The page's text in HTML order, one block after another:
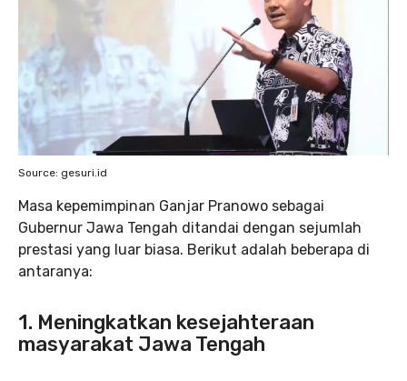
Source: gesuri.id
Masa kepemimpinan Ganjar Pranowo sebagai
Gubernur Jawa Tengah ditandai dengan sejumlah
prestasi yang luar biasa. Berikut adalah beberapa di
antaranya:
1. Meningkatkan kesejahteraan
masyarakat Jawa Tengah